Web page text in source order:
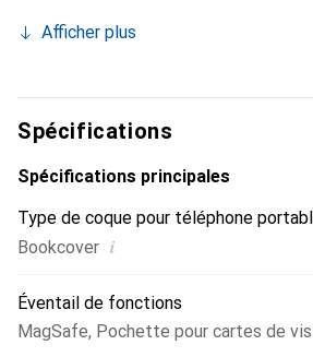
chic et indispensable pour votre
marque Noreve est un choix sûr pour
exigeante.
Afficher plus
Spécifications
Spécifications principales
Type de coque pour téléphone
Bookcover i
Éventail de fonctions
MagSafe, Pochette pour cartes de